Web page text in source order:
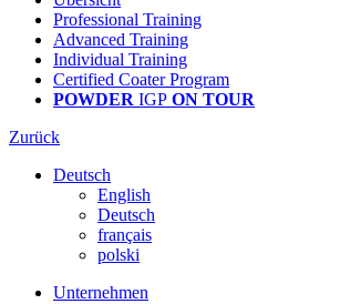
Professional Training
Advanced Training
Individual Training
Certified Coater Program
POWDER IGP ON TOUR
Zurück
Deutsch
English
Deutsch
français
polski
Unternehmen